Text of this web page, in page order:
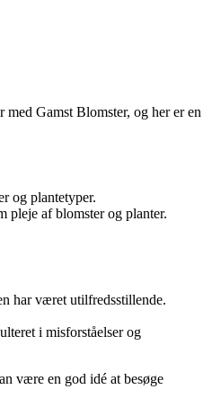
Gamst Blomster, og her er en
og plantetyper.
pleje af blomster og planter.
har været utilfredsstillende.
i misforståelser og
være en god idé at besøge